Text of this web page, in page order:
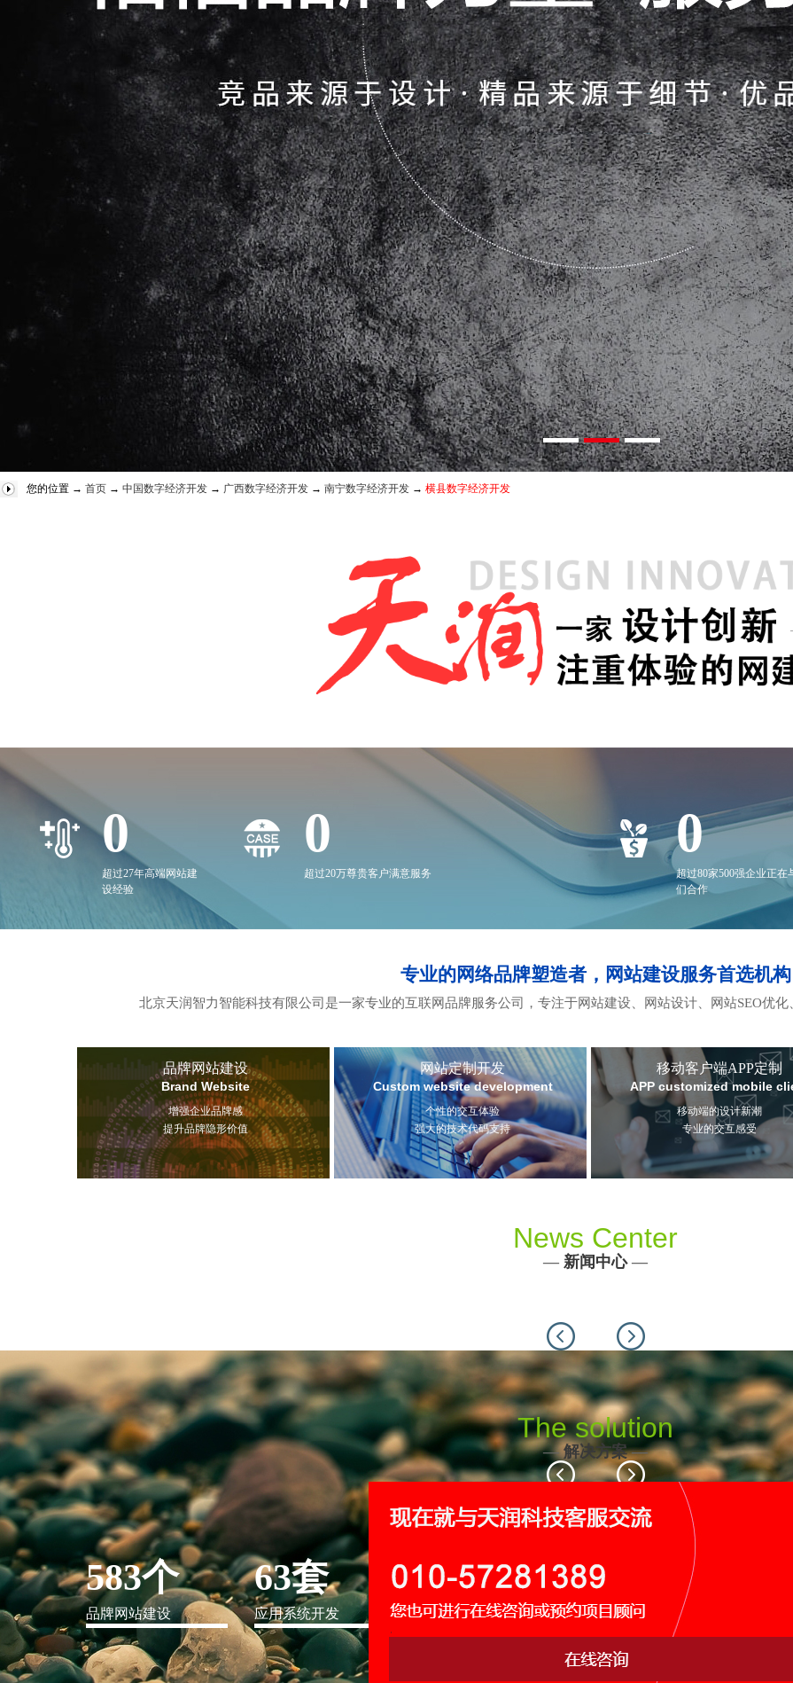
您的位置 → 首页 → 中国数字经济开发 → 广西数字经济开发 → 南宁数字经济开发 → 横县数字经济开发
0
超过27年高端网站建
设经验
0
超过20万尊贵客户满意服务
0
超过80家500强企业正在
们合作
专业的网络品牌塑造者，网站建设服务首选机构
北京天润智力智能科技有限公司是一家专业的互联网品牌服务公司，专注于网站建设、网站设计、网站SEO优化
品牌网站建设
Brand Website
增强企业品牌感
提升品牌隐形价值
网站定制开发
Custom website development
个性的交互体验
强大的技术代码支持
移动客户端APP定制
APP customized mobile
移动端的设计新潮
专业的交互感受
News Center
— 新闻中心—
Previous Next
The solution
—解决方案—
IT行业解决方案
信息爆炸时代，信息传递是否做到更新、更全、更
Previous Next
583个
品牌网站建设
63套
应用系统开发
116个
网站运维托管
19个
手机APP开发